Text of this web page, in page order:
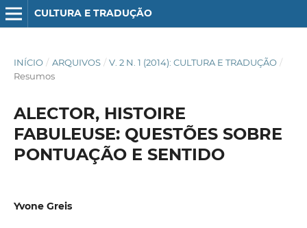
CULTURA E TRADUÇÃO
INÍCIO / ARQUIVOS / V. 2 N. 1 (2014): CULTURA E TRADUÇÃO /
Resumos
ALECTOR, HISTOIRE
FABULEUSE: QUESTÕES SOBRE
PONTUAÇÃO E SENTIDO
Yvone Greis